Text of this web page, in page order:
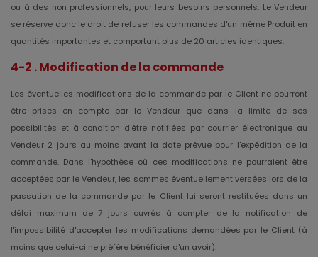
ou à des non professionnels, pour leurs besoins personnels. Le Vendeur
se réserve donc le droit de refuser les commandes d'un même Produit en
quantités importantes et comportant plus de 20 articles identiques.
4-2 . Modification de la commande
Les éventuelles modifications de la commande par le Client ne pourront
être prises en compte par le Vendeur que dans la limite de ses
possibilités et à condition d'être notifiées par courrier électronique au
Vendeur 2 jours au moins avant la date prévue pour l'expédition de la
commande. Dans l'hypothèse où ces modifications ne pourraient être
acceptées par le Vendeur, les sommes éventuellement versées lors de la
passation de la commande par le Client lui seront restituées dans un
délai maximum de 7 jours ouvrés à compter de la notification de
l'impossibilité d'accepter les modifications demandées par le Client (à
moins que celui-ci ne préfère bénéficier d'un avoir).